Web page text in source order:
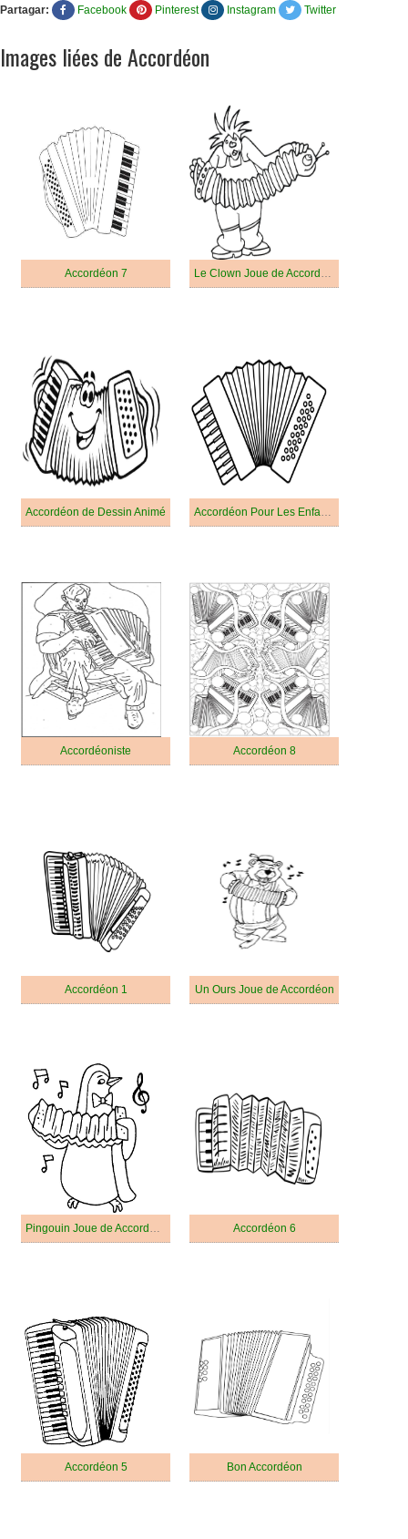
Partagar: Facebook Pinterest Instagram Twitter
Images liées de Accordéon
Accordéon 7 Le Clown Joue de Accordéon
Accordéon de Dessin Animé Accordéon Pour Les Enfants
Accordéoniste Accordéon 8
Accordéon 1 Un Ours Joue de Accordéon
Pingouin Joue de Accordéon Accordéon 6
Accordéon 5 Bon Accordéon